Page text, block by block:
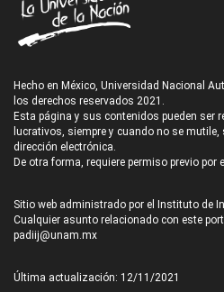
Hecho en México, Universidad Nacional
los derechos reservados 2021.
Esta página y sus contenidos pueden ser
lucrativos, siempre y cuando no se
dirección electrónica.
De otra forma, requiere permiso previo
Sitio web administrado por el Instituto de
Cualquier asunto relacionado con este
padiij@unam.mx
Última actualización: 12/11/2021